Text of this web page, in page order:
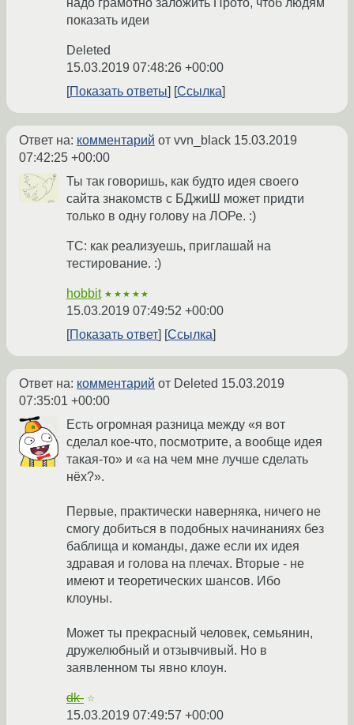
надо грамотно заложить Прото, чтоб людям
показать идеи
Deleted
15.03.2019 07:48:26 +00:00
Показать ответы
Ссылка
Ответ на: комментарий от vvn_black 15.03.2019
07:42:25 +00:00
Ты так говоришь, как будто идея своего
сайта знакомств с БДжиШ может придти
только в одну голову на ЛОРе. :)
ТС: как реализуешь, приглашай на
тестирование. :)
hobbit ★★★★★
15.03.2019 07:49:52 +00:00
Показать ответ
Ссылка
Ответ на: комментарий от Deleted 15.03.2019
07:35:01 +00:00
Есть огромная разница между «я вот
сделал кое-что, посмотрите, а вообще идея
такая-то» и «а на чем мне лучше сделать
нёх?».
Первые, практически наверняка, ничего не
смогу добиться в подобных начинаниях без
баблища и команды, даже если их идея
здравая и голова на плечах. Вторые - не
имеют и теоретических шансов. Ибо
клоуны.
Может ты прекрасный человек, семьянин,
дружелюбный и отзывчивый. Но в
заявленном ты явно клоун.
dk- ☆
15.03.2019 07:49:57 +00:00